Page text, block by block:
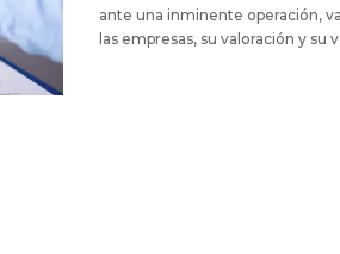
ante una inminente operación,
las empresas, su valoración y su